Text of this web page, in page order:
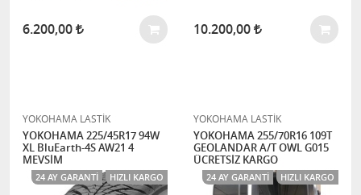
6.200,00 10.200,00
YOKOHAMA LASTİK
YOKOHAMA 225/45R17 94W
XL BluEarth-4S AW21 4
MEVSİM
24 AY GARANTI HIZLI KARGO
YOKOHAMA LASTİK
YOKOHAMA 255/70R16 109T
GEOLANDAR A/T OWL G015
ÜCRETSİZ KARGO
24 AY GARANTI HIZLI KARGO